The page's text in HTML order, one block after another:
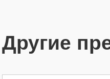
Другие